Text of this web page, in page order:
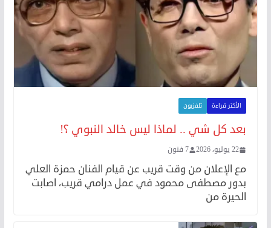
الأكثر قراءة تلفزيون
بعد كل شي .. لماذا ليس خالد النبوي ؟!
22 يوليو، 2026 7 فنون
مع الإعلان من وقت قريب عن قيام الفنان حمزة العلي
بدور مصطفى محمود في عمل درامي قريب، اصابت
الحيرة من